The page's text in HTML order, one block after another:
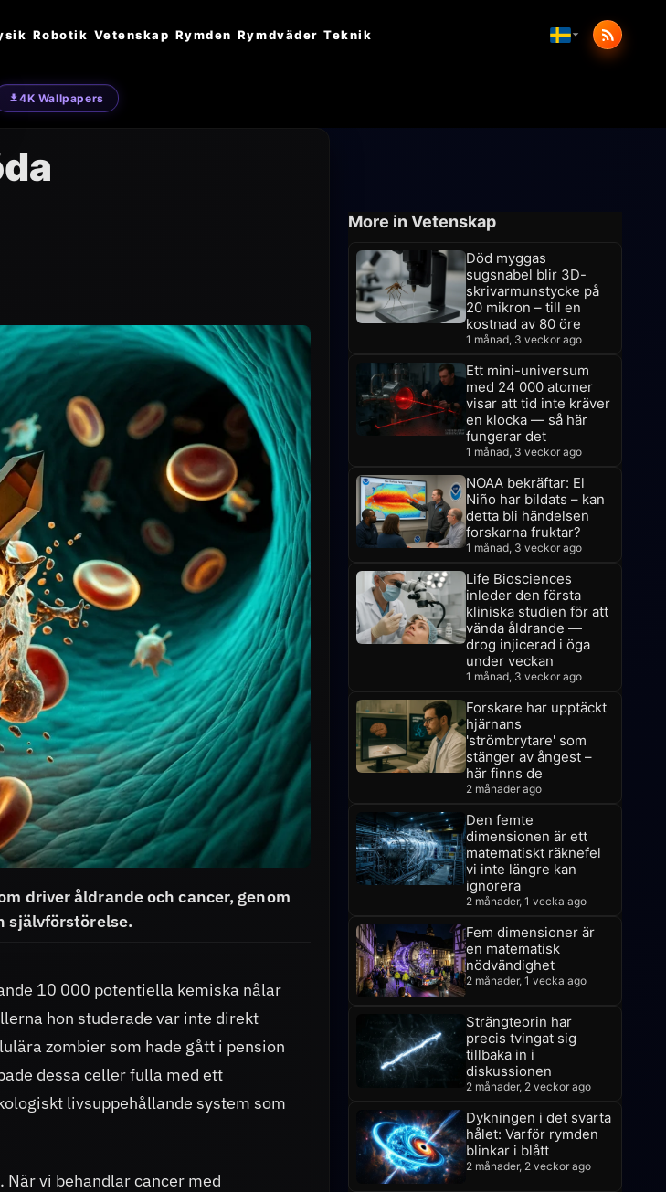
Robotik Vetenskap Rymden Rymdväder Teknik
4K Wallpapers
driver åldrande och cancer, genom
självförstörelse.
10 000 potentiella kemiska nålar
hon studerade var inte direkt
zombier som hade gått i pension
dessa celler fulla med ett
livsuppehållande system som
När vi behandlar cancer med
More in Vetenskap
Död myggas
sugsnabel blir 3D-
skrivarmunstycke på
20 mikron – till en
kostnad av 80 öre
1 månad, 3 veckor ago
Ett mini-universum
med 24 000 atomer
visar att tid inte kräver
en klocka — så här
fungerar det
1 månad, 3 veckor ago
NOAA bekräftar: El
Niño har bildats – kan
detta bli händelsen
forskarna fruktar?
1 månad, 3 veckor ago
Life Biosciences
inleder den första
kliniska studien för att
vända åldrande —
drog injicerad i öga
under veckan
1 månad, 3 veckor ago
Forskare har upptäckt
hjärnans
'strömbrytare' som
stänger av ångest –
här finns de
2 månader ago
Den femte
dimensionen är ett
matematiskt räknefel
vi inte längre kan
ignorera
2 månader, 1 vecka ago
Fem dimensioner är
en matematisk
nödvändighet
2 månader, 1 vecka ago
Strängteorin har
precis tvingat sig
tillbaka in i
diskussionen
2 månader, 2 veckor ago
Dykningen i det svarta
hålet: Varför rymden
blinkar i blått
2 månader, 2 veckor ago